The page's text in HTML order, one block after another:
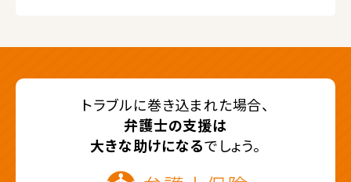
トラブルに巻き込まれた場合、
弁護士の支援は
大きな助けになるでしょう。